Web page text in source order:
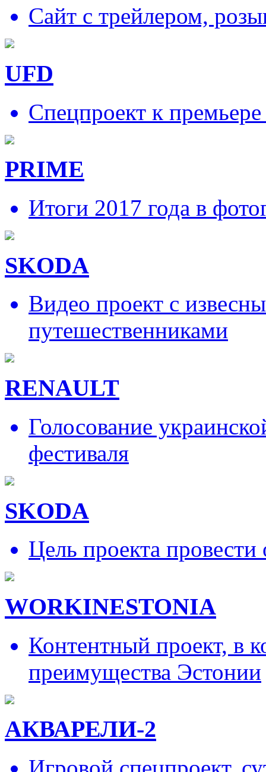
Сайт с трейлером,
UFD
Спецпроект к
PRIME
Итоги 2017 года в
SKODA
Видео проект с
путешественниками
RENAULT
Голосование
фестиваля
SKODA
Цель проекта провести
WORKINESTONIA
Контентный проект, в
преимущества Эстонии
АКВАРЕЛИ-2